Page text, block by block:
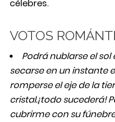
célebres.
VOTOS
Podrá nublarse el
secarse en un instante
romperse el eje de la
cristal.¡todo sucederá!
cubrirme con su